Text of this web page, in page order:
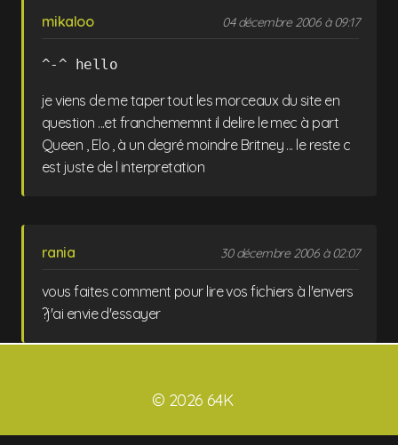
mikaloo 04 décembre 2006 à 09:17
^-^ hello
je viens de me taper tout les morceaux du site en
question ...et franchememnt il delire le mec à part
Queen , Elo , à un degré moindre Britney ... le reste c
est juste de l interpretation
rania 30 décembre 2006 à 02:07
vous faites comment pour lire vos fichiers à l'envers
?j'ai envie d'essayer
© 2026 64K